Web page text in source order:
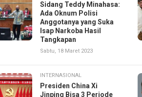
Sidang Teddy Minahasa:
Ada Oknum Polisi
Anggotanya yang Suka
Isap Narkoba Hasil
Tangkapan
Sabtu, 18 Maret 2023
INTERNASIONAL
Presiden China Xi
Jinping Bisa 3 Periode